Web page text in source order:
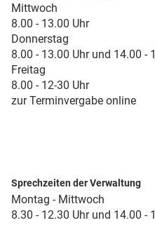
Mittwoch
8.00 - 13.00 Uhr
Donnerstag
8.00 - 13.00 Uhr und 14.00 -
Freitag
8.00 - 12-30 Uhr
zur Terminvergabe online
Sprechzeiten der Verwaltung
Montag - Mittwoch
8.30 - 12.30 Uhr und 14.00 -